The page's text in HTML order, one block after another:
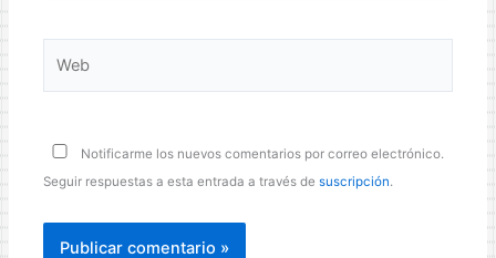
Notificarme los nuevos comentarios por correo electrónico.
Seguir respuestas a esta entrada a través desuscripción.